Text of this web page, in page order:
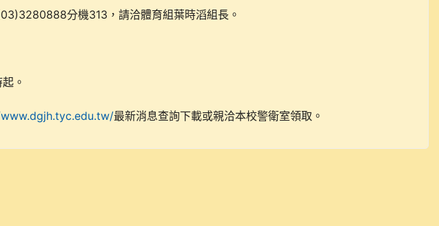
分機313 ，請洽體育組葉時滔組長。
起。
最新消息查詢下載或親洽本校警衛室領取。